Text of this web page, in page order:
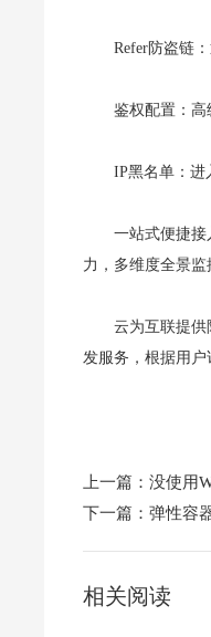
Refer防盗链
鉴权配置：高
IP黑名单：进
一站式便捷
力，多维度全景监
云为互联提供
发服务，根据用
上一篇： 没使用
下一篇： 弹性容
相关阅读